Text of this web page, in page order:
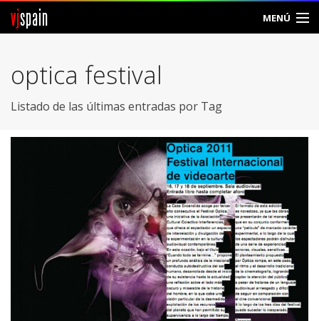
vjspain MENÚ
Foros
Crear Cuenta
optica festival
Listado de las últimas entradas por Tag